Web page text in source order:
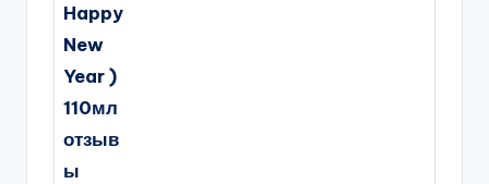
Happy
New
Year )
110мл
отзыв
ы